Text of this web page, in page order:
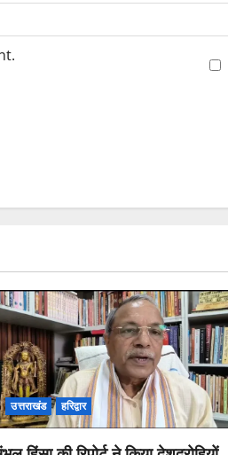
उत्तराखंड हरिद्वार